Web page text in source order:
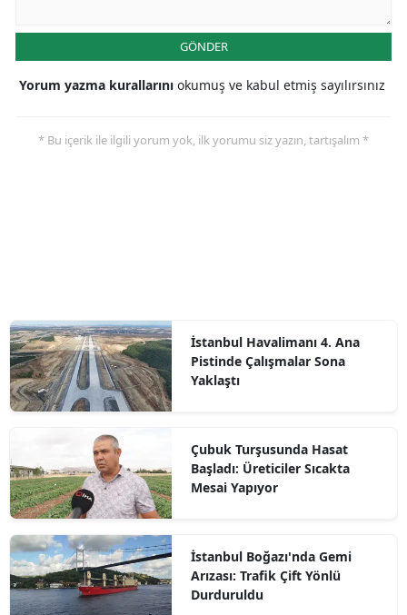
GÖNDER
Yorum yazma kurallarını okumuş ve kabul etmiş sayılırsınız
* Bu içerik ile ilgili yorum yok, ilk yorumu siz yazın, tartışalım *
İstanbul Havalimanı 4. Ana
Pistinde Çalışmalar Sona
Yaklaştı
Çubuk Turşusunda Hasat
Başladı: Üreticiler Sıcakta
Mesai Yapıyor
İstanbul Boğazı'nda Gemi
Arızası: Trafik Çift Yönlü
Durduruldu